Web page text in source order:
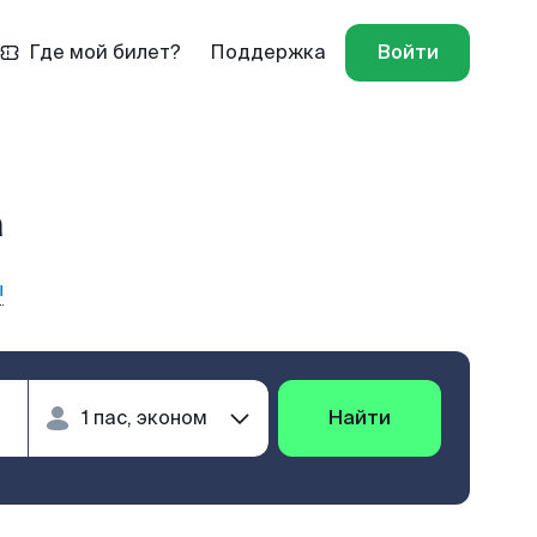
Где мой билет? Поддержка Войти
Найти